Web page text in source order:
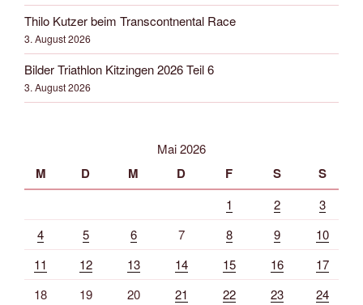
Thilo Kutzer beim Transcontnental Race
3. August 2026
Bilder Triathlon Kitzingen 2026 Teil 6
3. August 2026
Mai 2026
M D M D F S S
1 2
3
4
5 6 7 8 9
10
11
12 13 14 15 16
17
18
19 20 21 22 23
24